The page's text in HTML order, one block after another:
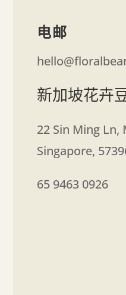
电邮
新加坡花卉
22 Sin Ming Ln,
Singapore,
65 9463 0926